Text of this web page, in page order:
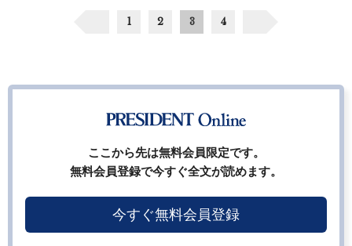
1 2 3 4
ここから先は無料会員限定です。
無料会員登録で今すぐ全文が読めます。
今すぐ無料会員登録